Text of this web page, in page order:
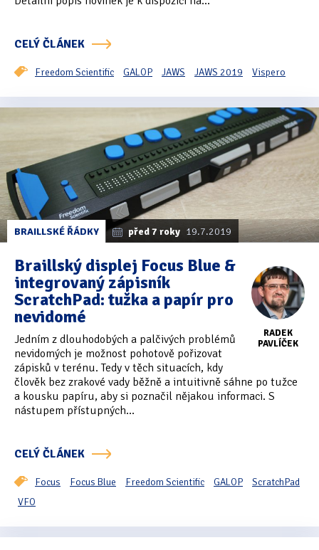
CELÝ ČLÁNEK
Freedom Scientific GALOP JAWS JAWS 2019 Vispero
BRAILLSKÉ ŘÁDKY před 7 roky 19.7.2019
RADEK
PAVLÍČEK
Braillský displej Focus Blue &
integrovaný zápisník
ScratchPad: tužka a papír pro
nevidomé
Jedním z dlouhodobých a palčivých problémů
nevidomých je možnost pohotově pořizovat
zápisků v terénu. Tedy v těch situacích, kdy
člověk bez zrakové vady běžně a intuitivně sáhne po tužce
a kousku papíru, aby si poznačil nějakou informaci. S
nástupem přístupných...
CELÝ ČLÁNEK
Focus Focus Blue Freedom Scientific GALOP
ScratchPad
VFO